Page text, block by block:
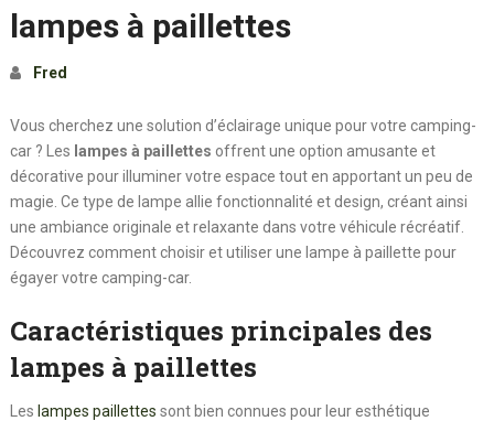
lampes à paillettes
Fred
Vous cherchez une solution d’éclairage unique pour votre camping-
car ? Les lampes à paillettes offrent une option amusante et
décorative pour illuminer votre espace tout en apportant un peu de
magie. Ce type de lampe allie fonctionnalité et design, créant ainsi
une ambiance originale et relaxante dans votre véhicule récréatif.
Découvrez comment choisir et utiliser une lampe à paillette pour
égayer votre camping-car.
Caractéristiques principales des
lampes à paillettes
Les lampes paillettes sont bien connues pour leur esthétique